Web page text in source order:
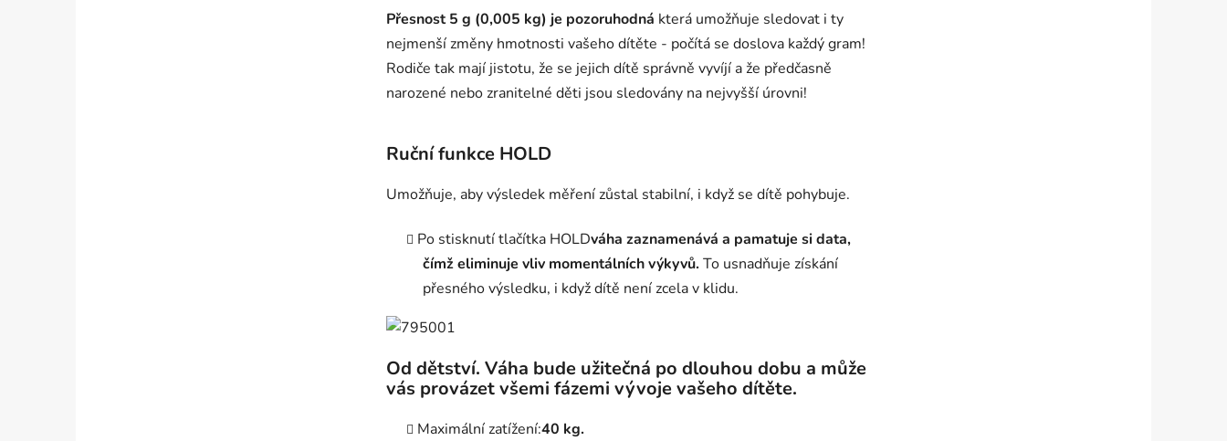
Přesnost 5 g (0,005 kg) je pozoruhodná která umožňuje sledovat i ty
nejmenší změny hmotnosti vašeho dítěte - počítá se doslova každý gram!
Rodiče tak mají jistotu, že se jejich dítě správně vyvíjí a že předčasně
narozené nebo zranitelné děti jsou sledovány na nejvyšší úrovni!
Ruční funkce HOLD
Umožňuje, aby výsledek měření zůstal stabilní, i když se dítě pohybuje.
Po stisknutí tlačítka HOLDváha zaznamenává a pamatuje si data,
čímž eliminuje vliv momentálních výkyvů. To usnadňuje získání
přesného výsledku, i když dítě není zcela v klidu.
Od dětství. Váha bude užitečná po dlouhou dobu a může
vás provázet všemi fázemi vývoje vašeho dítěte.
Maximální zatížení:40 kg.